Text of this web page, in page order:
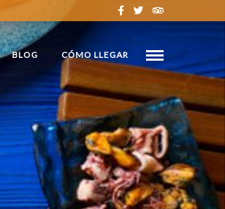
BLOG CÓMO LLEGAR